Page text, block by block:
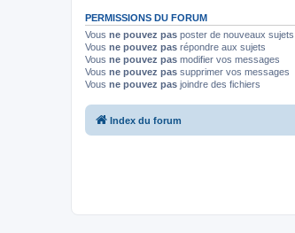
PERMISSIONS DU FORUM
Vous ne pouvez pas poster de nouveaux sujets
Vous ne pouvez pas répondre aux sujets
Vous ne pouvez pas modifier vos messages
Vous ne pouvez pas supprimer vos messages
Vous ne pouvez pas joindre des fichiers
Index du forum